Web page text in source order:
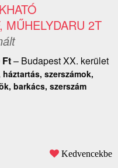
MŰHELYDARU 2T
Ft– Budapest XX. kerület
szerszámok,
barkács, szerszám
Kedvencekbe